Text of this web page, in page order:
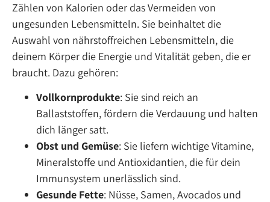
Zählen von Kalorien oder das Vermeiden von
ungesunden Lebensmitteln. Sie beinhaltet die
Auswahl von nährstoffreichen Lebensmitteln, die
deinem Körper die Energie und Vitalität geben, die er
braucht. Dazu gehören:
Vollkornprodukte: Sie sind reich an
Ballaststoffen, fördern die Verdauung und halten
dich länger satt.
Obst und Gemüse: Sie liefern wichtige Vitamine,
Mineralstoffe und Antioxidantien, die für dein
Immunsystem unerlässlich sind.
Gesunde Fette: Nüsse, Samen, Avocados und